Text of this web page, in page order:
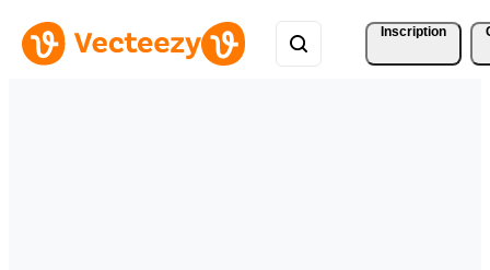
Inscription